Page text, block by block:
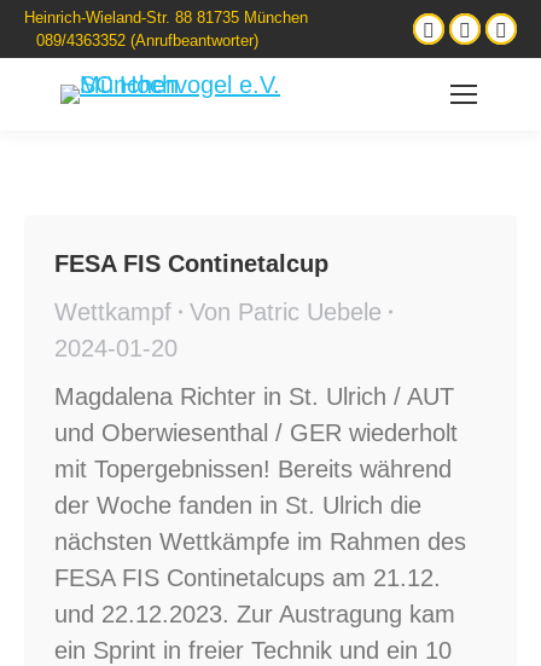
Heinrich-Wieland-Str. 88 81735 München
089/4363352 (Anrufbeantworter)
FESA FIS Continetalcup
Wettkampf
Von Patric Uebele
2024-01-20
Magdalena Richter in St. Ulrich / AUT
und Oberwiesenthal / GER wiederholt
mit Topergebnissen! Bereits während
der Woche fanden in St. Ulrich die
nächsten Wettkämpfe im Rahmen des
FESA FIS Continetalcups am 21.12.
und 22.12.2023. Zur Austragung kam
ein Sprint in freier Technik und ein 10